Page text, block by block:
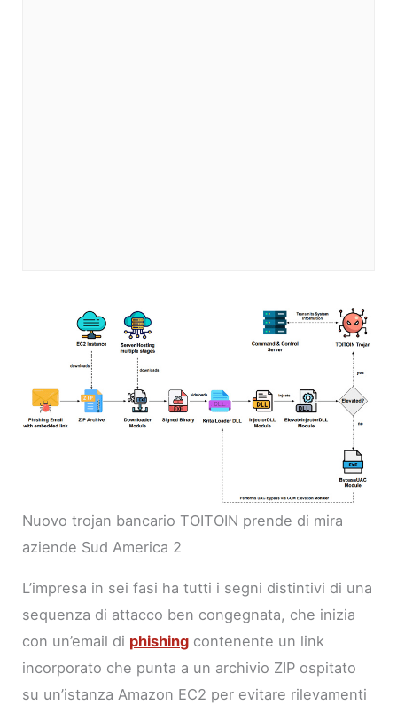
Nuovo trojan bancario TOITOIN prende di mira
aziende Sud America 2
L’impresa in sei fasi ha tutti i segni distintivi di una
sequenza di attacco ben congegnata, che inizia
con un’email di phishing contenente un link
incorporato che punta a un archivio ZIP ospitato
su un’istanza Amazon EC2 per evitare rilevamenti